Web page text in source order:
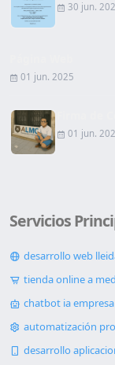
30 jun.
01 jun. 2025
01 jun.
Servicios
desarrollo web
tienda online a
chatbot ia empresa
automatización
desarrollo